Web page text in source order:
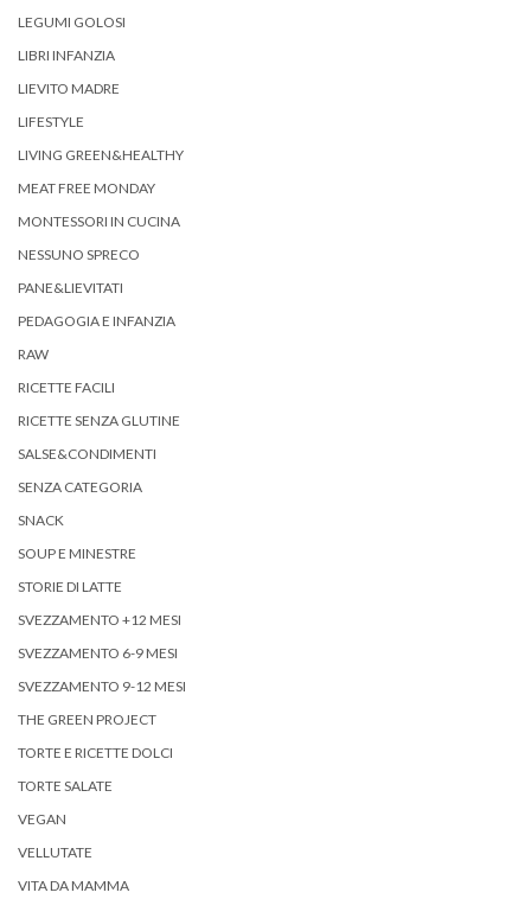
LEGUMI GOLOSI
LIBRI INFANZIA
LIEVITO MADRE
LIFESTYLE
LIVING GREEN&HEALTHY
MEAT FREE MONDAY
MONTESSORI IN CUCINA
NESSUNO SPRECO
PANE&LIEVITATI
PEDAGOGIA E INFANZIA
RAW
RICETTE FACILI
RICETTE SENZA GLUTINE
SALSE&CONDIMENTI
SENZA CATEGORIA
SNACK
SOUP E MINESTRE
STORIE DI LATTE
SVEZZAMENTO +12 MESI
SVEZZAMENTO 6-9 MESI
SVEZZAMENTO 9-12 MESI
THE GREEN PROJECT
TORTE E RICETTE DOLCI
TORTE SALATE
VEGAN
VELLUTATE
VITA DA MAMMA